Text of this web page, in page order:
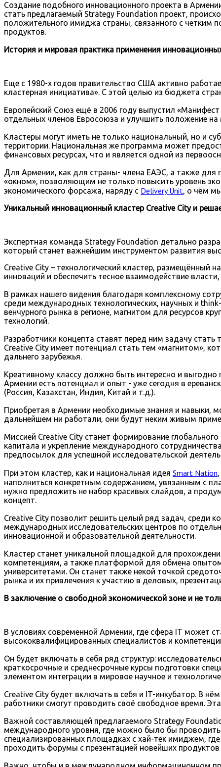
Создание подобного инновационного проекта в
стать предлагаемый Strategy Foundation проект,
положительного имиджа страны, связанного с четким
продуктов.
История и мировая практика применения
Еще с 1980-х годов правительство США активно
кластерная инициатива». С этой целью из бюджета
Европейский Союз ещё в 2006 году выпустил
отдельных членов Евросоюза и улучшить положение
Кластеры могут иметь не только национальный, но и
территории. Национальная же программа может
финансовых ресурсах, что и является одной из
Для Армении, как для страны- члена ЕАЭС, а также для
«окном», позволяющим не только повысить уровень
экономического форсажа, наряду с Delivery Unit, о чём
Уникальный инновационный кластер Creative City и
Экспертная команда Strategy Foundation детально
который станет важнейшим инструментом развития
Creative City – технологический кластер, размещённый
инноваций и обеспечить тесное взаимодействие
В рамках нашего видения благодаря комплексному
среди международных технологических, научных и
венчурного рынка в регионе, магнитом для ресурсов
технологий.
Разработчики концепта ставят перед ним задачу
Creative City имеет потенциал стать тем «магнитом»,
дальнего зарубежья.
Креативному классу должно быть интересно и выгодно
Армении есть потенциал и опыт - уже сегодня в
(Россия, Казахстан, Индия, Китай и т.д.).
Приобретая в Армении необходимые знания и навыки,
дальнейшем ни работали, они будут неким живым
Миссией Creative City станет формирование
капитала и укрепление международного
предпосылок для успешной исследовательской
При этом кластер, как и национальная идея Smart Nation
наполниться конкретным содержанием, увязанным с
нужно предложить не набор красивых слайдов, а
концепт.
Creative City позволит решить целый ряд задач, среди
международных исследовательских центров по
инновационной и образовательной деятельности.
Кластер станет уникальной площадкой для
компетенциям, а также платформой для обмена
университетами. Он станет также некой точкой
рынка и их привлечения к участию в деловых,
В заключение о свободной экономической зоне и не
В условиях современной Армении, где сфера IT может
высококвалифицированных специалистов и
Он будет включать в себя ряд структур:
краткосрочные и среднесрочные курсы подготовки
элементом интеграции в мировое научное и
Creative City будет включать в себя и IT-инкубатор. В
работники смогут проводить своё свободное время.
Важной составляющей предлагаемого Strategy
международного уровня, где можно было бы
специализированных площадках с хай-тек имиджем,
проходить форумы с презентацией новейших